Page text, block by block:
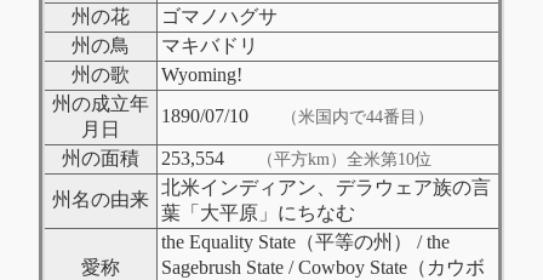
州の花
ゴマノハグサ
州の鳥
マキバドリ
州の歌
Wyoming!
州の成立年
月日
1890/07/10 （米国内で44番目）
州の面積 253,554 （平方km）全米第10位
州名の由来
北米インディアン、デラウェア族の言
葉「大平原」にちなむ
愛称
the Equality State（平等の州） / the
Sagebrush State / Cowboy State（カウボ